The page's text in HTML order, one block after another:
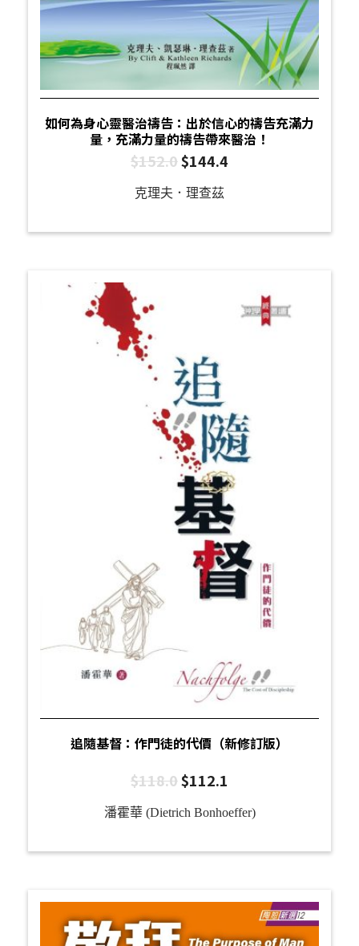
如何為身心靈醫治禱告：出於信心的禱告充滿力
量，充滿力量的禱告帶來醫治！
$152.0$144.4
克理夫．理查茲
追隨基督：作門徒的代價（新修訂版）
$118.0$112.1
潘霍華 (Dietrich Bonhoeffer)